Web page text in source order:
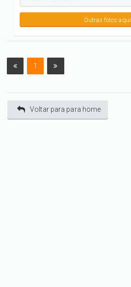
Outras fotos aqui
1
Voltar para para home